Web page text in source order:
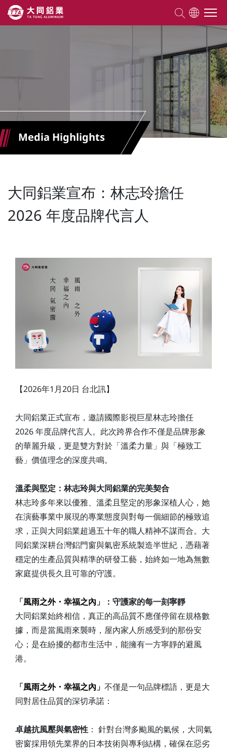
Competencies
ESG
Media Highlights
大同鋁業宣布：林志玲擔任
2026 年度品牌代言人
【2026年1月20日 台北訊】
大同鋁業正式宣布，邀請國際影視巨星林志玲擔任
2026 年度品牌代言人。此次跨界合作不僅是品牌形象
的華麗升級，更是雙方對於「溫柔力量」與「極致工
藝」價值理念的深度共鳴。
溫柔與堅定：林志玲與大同鋁業的完美契合
林志玲多年來以優雅、溫柔且堅定的形象深植人心，她
在演藝事業中展現的專業態度與對每一個細節的極致追
求，正與大同鋁業超過五十年的職人精神不謀而合。大
同鋁業深耕台灣鋁門窗與氣密系統製造半世紀，憑藉著
穩定的生產品質與精準的研發工藝，始終如一地為無數
家庭提供長久且可靠的守護。
「 風雨之外・幸福之內 」：守護家的每一刻寧靜
大同鋁業始終相信，真正的高品質不應僅停留在規格數
據，而是當風雨來襲時，屋內家人所感受到的那份安
心；是在紛擾的都市生活中，能擁有一方寧靜的避風
港。
「 風雨之外・幸福之內 」 不僅是一句品牌標語，更是大
同對居住品質的深切承諾：
卓越抗風壓與氣密性 ： 針對台灣多颱風的氣候，大同氣
密窗採用領先業界的日本技術與專利結構，確保在惡劣